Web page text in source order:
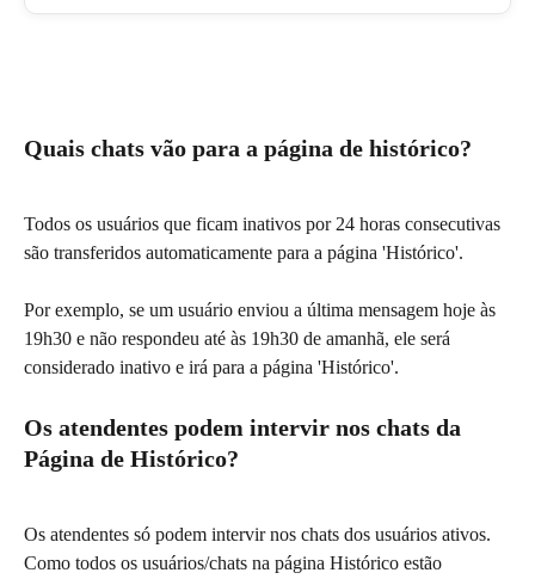
Quais chats vão para a página de histórico?
Todos os usuários que ficam inativos por 24 horas consecutivas
são transferidos automaticamente para a página 'Histórico'.
Por exemplo, se um usuário enviou a última mensagem hoje às
19h30 e não respondeu até às 19h30 de amanhã, ele será
considerado inativo e irá para a página 'Histórico'.
Os atendentes podem intervir nos chats da
Página de Histórico?
Os atendentes só podem intervir nos chats dos usuários ativos.
Como todos os usuários/chats na página Histórico estão